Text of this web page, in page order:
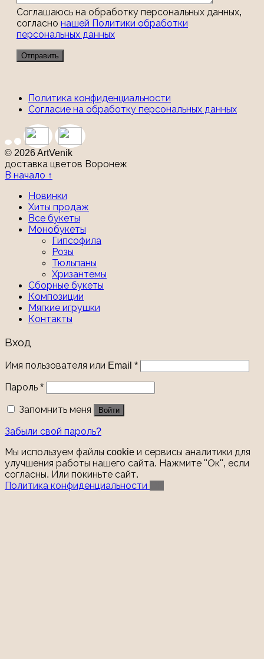
Соглашаюсь на обработку персональных данных,
согласно нашей Политики обработки
персональных данных
Политика конфиденциальности
Согласие на обработку персональных данных
© 2026 ArtVenik
доставка цветов Воронеж
В начало ↑
Новинки
Хиты продаж
Все букеты
Монобукеты
Гипсофила
Розы
Тюльпаны
Хризантемы
Сборные букеты
Композиции
Мягкие игрушки
Контакты
Вход
Имя пользователя или Email *
Пароль *
Запомнить меня Войти
Забыли свой пароль?
Мы используем файлы cookie и сервисы аналитики для
улучшения работы нашего сайта. Нажмите "Ок", если
согласны. Или покиньте сайт.
Политика конфиденциальности